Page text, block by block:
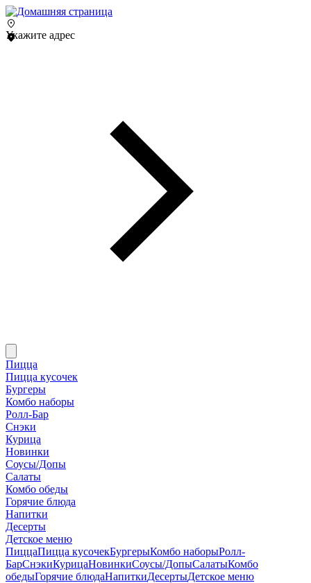
Укажите адрес
Пицца
Пицца кусочек
Бургеры
Комбо наборы
Ролл-Бар
Снэки
Курица
Новинки
Соусы/Допы
Салаты
Комбо обеды
Горячие блюда
Напитки
Десерты
Детское меню
ПиццаПицца кусочекБургерыКомбо наборыРолл-
БарСнэкиКурицаНовинкиСоусы/ДопыСалатыКомбо
обедыГорячие блюдаНапиткиДесертыДетское меню